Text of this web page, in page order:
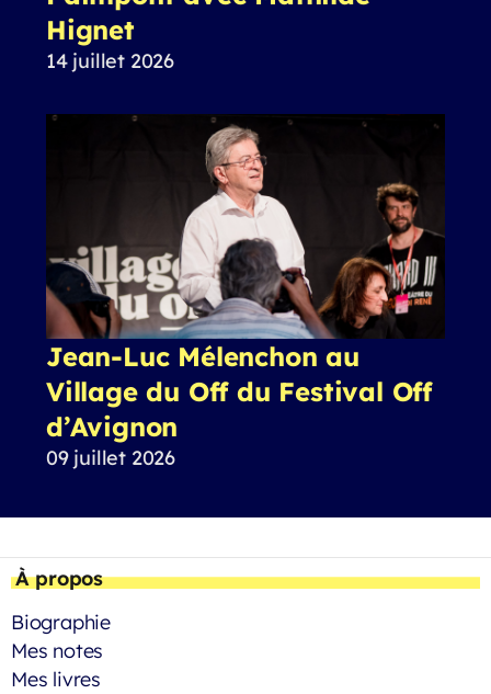
Hignet
14 juillet 2026
Jean-Luc Mélenchon au
Village du Off du Festival Off
d’Avignon
09 juillet 2026
À propos
Biographie
Mes notes
Mes livres